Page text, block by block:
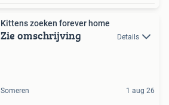
Kittens zoeken forever home
Zie omschrijving Details
Someren 1 aug 26